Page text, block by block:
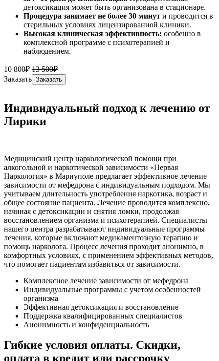
детоксикация может быть организована в стационаре.
Процедура занимает не более 30 минут и проводится в
стерильных условиях лицензированной клиники.
Высокая клиническая эффективность: особенно в
комплексной программе с психотерапией и
наблюдением.
10 800₽ 13 500₽
Заказать Заказать
Индивидуальный подход к лечению от
Лирики
Медицинский центр наркологической помощи при
алкогольной и наркотической зависимости «Первая
Наркология» в Мариуполе предлагает эффективное лечение
зависимости от мефедрона с индивидуальным подходом. Мы
учитываем длительность употребления наркотика, возраст и
общее состояние пациента. Лечение проводится комплексно,
начиная с детоксикации и снятия ломки, продолжая
восстановлением организма и психотерапией. Специалисты
нашего центра разрабатывают индивидуальные программы
лечения, которые включают медикаментозную терапию и
помощь нарколога. Процесс лечения проходит анонимно, в
комфортных условиях, с применением эффективных методов,
что помогает пациентам избавиться от зависимости.
Комплексное лечение зависимости от мефедрона
Индивидуальные программы с учетом особенностей
организма
Эффективная детоксикация и восстановление
Поддержка квалифицированных специалистов
Анонимность и конфиденциальность
Гибкие условия оплаты. Скидки,
оплата в кредит или рассрочку